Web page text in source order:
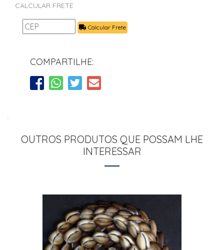
CALCULAR FRETE
Calcular Frete
COMPARTILHE:
OUTROS PRODUTOS QUE POSSAM LHE
INTERESSAR